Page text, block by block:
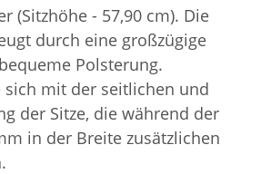
(Sitzhöhe - 57,90 cm). Die
durch eine großzügige
Polsterung.
sich mit der seitlichen und
der Sitze, die während der
in der Breite zusätzlichen